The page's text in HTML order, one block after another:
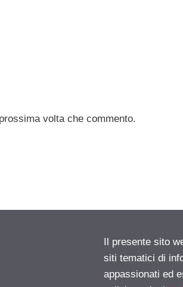
volta che commento.
Il presente sito
siti tematici di
appassionati ed